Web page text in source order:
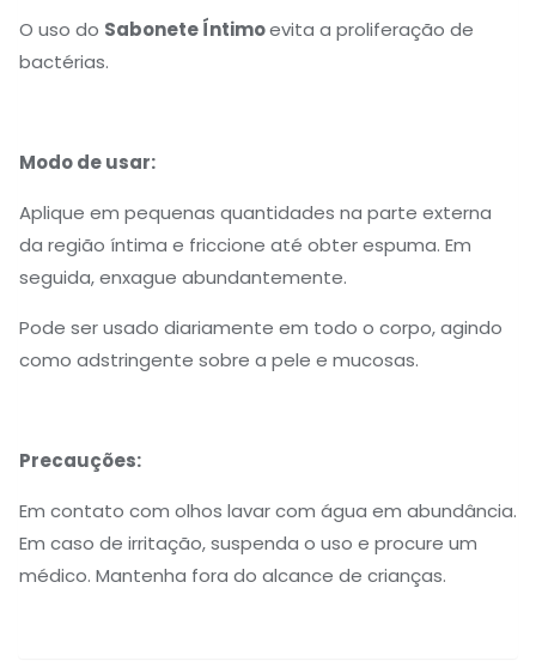
O uso do Sabonete Íntimoevita a proliferação de
bactérias.
Modo de usar:
Aplique em pequenas quantidades na parte externa
da região íntima e friccione até obter espuma. Em
seguida, enxague abundantemente.
Pode ser usado diariamente em todo o corpo, agindo
como adstringente sobre a pele e mucosas.
Precauções:
Em contato com olhos lavar com água em abundância.
Em caso de irritação, suspenda o uso e procure um
médico. Mantenha fora do alcance de crianças.